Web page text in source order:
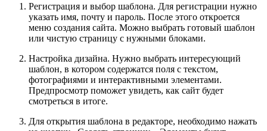
Регистрация и выбор шаблона. Для регистрации нужно
указать имя, почту и пароль. После этого откроется
меню создания сайта. Можно выбрать готовый шаблон
или чистую страницу с нужными блоками.
Настройка дизайна. Нужно выбрать интересующий
шаблон, в котором содержатся поля с текстом,
фотографиями и интерактивными элементами.
Предпросмотр поможет увидеть, как сайт будет
смотреться в итоге.
Для открытия шаблона в редакторе, необходимо нажать